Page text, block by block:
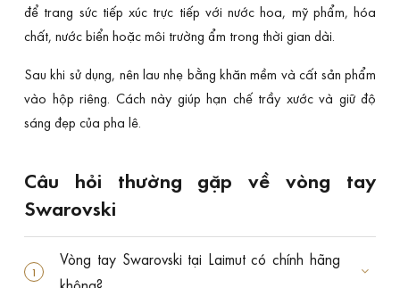
để trang sức tiếp xúc trực tiếp với nước hoa, mỹ phẩm, hóa
chất, nước biển hoặc môi trường ẩm trong thời gian dài.
Sau khi sử dụng, nên lau nhẹ bằng khăn mềm và cất sản phẩm
vào hộp riêng. Cách này giúp hạn chế trầy xước và giữ độ
sáng đẹp của pha lê.
Câu hỏi thường gặp về vòng tay
Swarovski
Vòng tay Swarovski tại Laimut có chính hãng